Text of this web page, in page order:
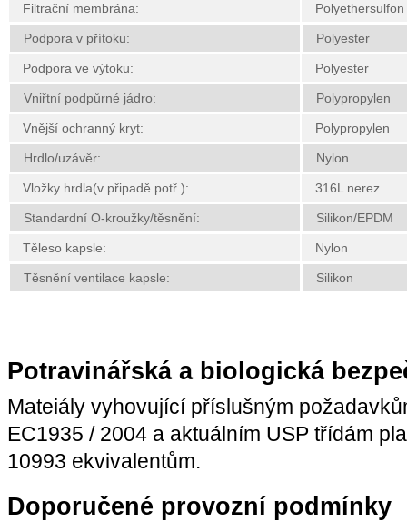
Filtrační membrána: Polyethersulfon
Podpora v přítoku: Polyester
Podpora ve výtoku: Polyester
Vniřtní podpůrné jádro: Polypropylen
Vnější ochranný kryt: Polypropylen
Hrdlo/uzávěr: Nylon
Vložky hrdla(v připadě potř.): 316L nerez
Standardní O-kroužky/těsnění: Silikon/EPDM
Těleso kapsle: Nylon
Těsnění ventilace kapsle: Silikon
Potravinářská a biologická
Mateiály vyhovující příslušným
EC1935 / 2004 a aktuálním USP třídám
10993 ekvivalentům.
Doporučené provozní podmínky